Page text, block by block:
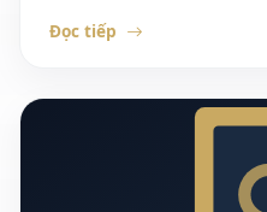
Đọc tiếp